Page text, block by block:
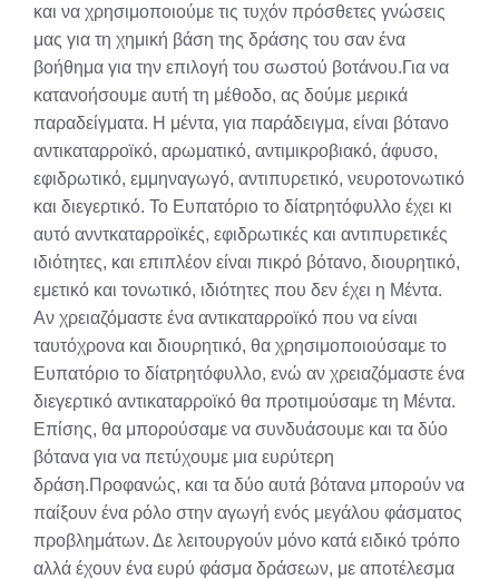
και να χρησιμοποιούμε τις τυχόν πρόσθετες γνώσεις
μας για τη χημική βάση της δράσης του σαν ένα
βοήθημα για την επιλογή του σωστού βοτάνου.Για να
κατανοήσουμε αυτή τη μέθοδο, ας δούμε μερικά
παραδείγματα. Η μέντα, για παράδειγμα, είναι βότανο
αντικαταρροϊκό, αρωματικό, αντιμικροβιακό, άφυσο,
εφιδρωτικό, εμμηναγωγό, αντιπυρετικό, νευροτονωτικό
και διεγερτικό. Το Ευπατόριο το δίατρητόφυλλο έχει κι
αυτό ανντκαταρροϊκές, εφιδρωτικές και αντιπυρετικές
ιδιότητες, και επιπλέον είναι πικρό βότανο, διουρητικό,
εμετικό και τονωτικό, ιδιότητες που δεν έχει η Μέντα.
Αν χρειαζόμαστε ένα αντικαταρροϊκό που να είναι
ταυτόχρονα και διουρητικό, θα χρησιμοποιούσαμε το
Ευπατόριο το δίατρητόφυλλο, ενώ αν χρειαζόμαστε ένα
διεγερτικό αντικαταρροϊκό θα προτιμούσαμε τη Μέντα.
Επίσης, θα μπορούσαμε να συνδυάσουμε και τα δύο
βότανα για να πετύχουμε μια ευρύτερη
δράση.Προφανώς, και τα δύο αυτά βότανα μπορούν να
παίξουν ένα ρόλο στην αγωγή ενός μεγάλου φάσματος
προβλημάτων. Δε λειτουργούν μόνο κατά ειδικό τρόπο
αλλά έχουν ένα ευρύ φάσμα δράσεων, με αποτέλεσμα